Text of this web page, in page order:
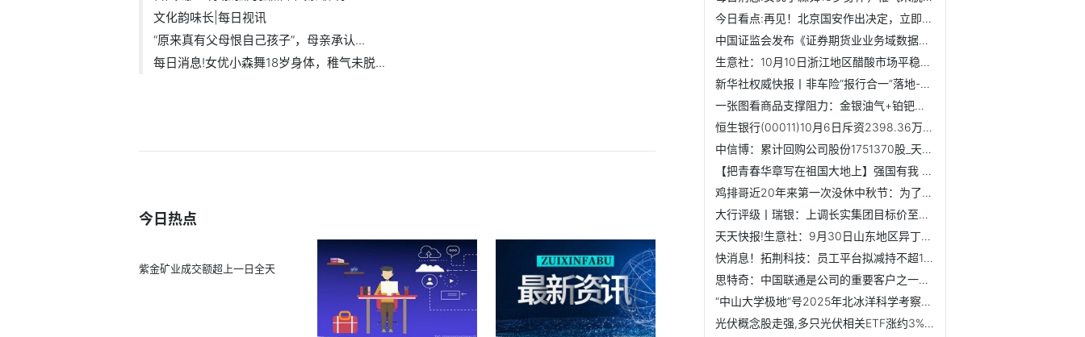
文化韵味长|每日视讯
“原来真有父母恨自己孩子”，母亲承认...
每日消息!女优小森舞18岁身体，稚气未脱...
今日热点
紫金矿业成交额超上一日全天
今日看点:再见！北京国安作出决定，立即解雇塞蒂恩！陶伟带队...
中国证监会发布《证券期货业业务域数据元规范 第4部分：证券...
生意社：10月10日浙江地区醋酸市场平稳运行 焦点速递
新华社权威快报丨非车险“报行合一”落地-微速讯
一张图看商品支撑阻力：金银油气+铂钯铜农产品期货(2025年10月10日)
恒生银行(00011)10月6日斥资2398.36万港元回购20万股
中信博：累计回购公司股份1751370股_天天快报
【把青春华章写在祖国大地上】强国有我 请党放心
鸡排哥近20年来第一次没休中秋节：为了外地来的游客，今天我...
大行评级丨瑞银：上调长实集团目标价至42.9港元 评级上调至...
天天快报!生意社：9月30日山东地区异丁醛价格弱势下跌
快消息！拓荆科技：员工平台拟减持不超1%公司股份
思特奇：中国联通是公司的重要客户之一，双方长期保持稳定的...
“中山大学极地”号2025年北冰洋科学考察返航
光伏概念股走强,多只光伏相关ETF涨约3%_当前信息